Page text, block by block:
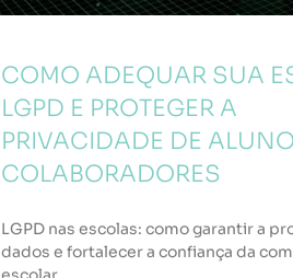
COMO ADEQUAR SUA
LGPD E PROTEGER A
PRIVACIDADE DE
COLABORADORES
LGPD nas escolas: como garantir a
dados e fortalecer a confiança da